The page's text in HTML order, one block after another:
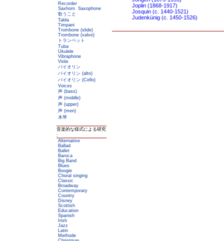
Recorder
Saxhorn Saxophone
歌うこと
Tabla
Timpani
Trombone (slide)
Trombone (valve)
トランペット
Tuba
Ukulele
Vibraphone
Viola
バイオリン
バイオリン (alto)
バイオリン (Cello)
Voices
声 (bass)
声 (middle)
声 (upper)
声 (men)
木琴
音楽的な様式による研究
:
Alternative
Ballad
Ballet
Baroca
Big Band
Blues
Boogie
Choral singing
Classic
Broadway
Contemporary
Country
Disney
Scottish
Education
Spanish
Irish
Jazz
Latin
Methode
Joplin (1868-1917)
Josquin (c. 1440-1521)
Judenkünig (c. 1450-1526)